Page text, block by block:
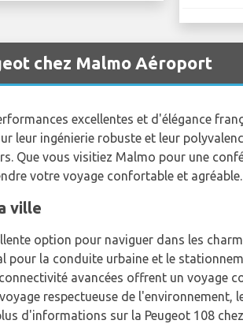
chez Malmo Aéroport
excellentes et d'élégance
leur ingénierie robuste et leur
Que vous visitiez Malmo pour une
votre voyage confortable et agréable.
ville
option pour naviguer dans les
la conduite urbaine et le
avancées offrent un voyage
respectueuse de l'environnement,
d'informations sur la Peugeot 108 chez